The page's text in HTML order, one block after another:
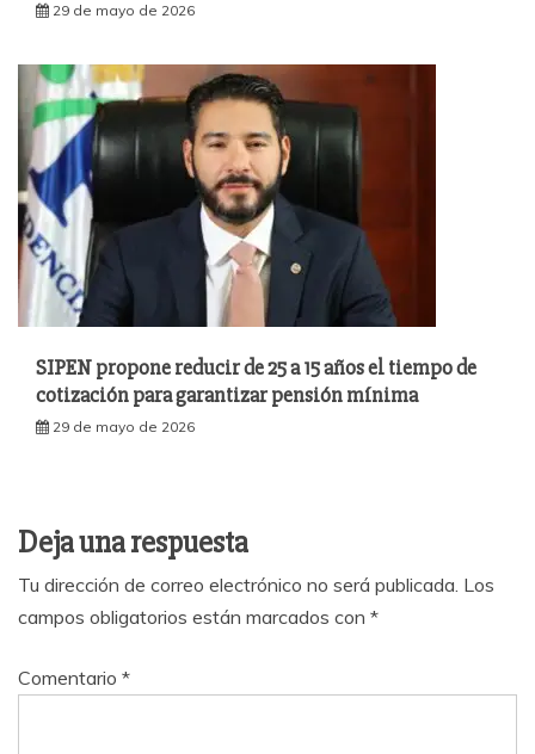
29 de mayo de 2026
SIPEN propone reducir de 25 a 15 años el tiempo de
cotización para garantizar pensión mínima
29 de mayo de 2026
Deja una respuesta
Tu dirección de correo electrónico no será publicada. Los
campos obligatorios están marcados con *
Comentario *